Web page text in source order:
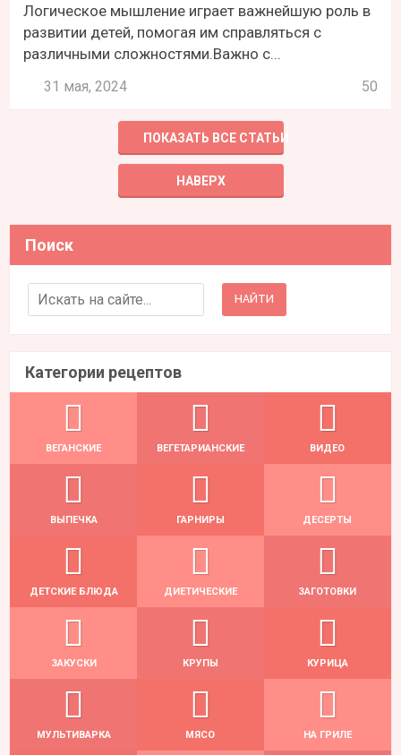
Логическое мышление играет важнейшую роль в
развитии детей, помогая им справляться с
различными сложностями.Важно с...
31 мая, 2024 50
ПОКАЗАТЬ ВСЕ СТАТЬИ
НАВЕРХ
Поиск
Search for:
Категории рецептов
ВЕГАНСКИЕ ВЕГЕТАРИАНСКИЕ ВИДЕО
ВЫПЕЧКА ГАРНИРЫ ДЕСЕРТЫ
ДЕТСКИЕ БЛЮДА ДИЕТИЧЕСКИЕ ЗАГОТОВКИ
ЗАКУСКИ КРУПЫ КУРИЦА
МУЛЬТИВАРКА МЯСО НА ГРИЛЕ